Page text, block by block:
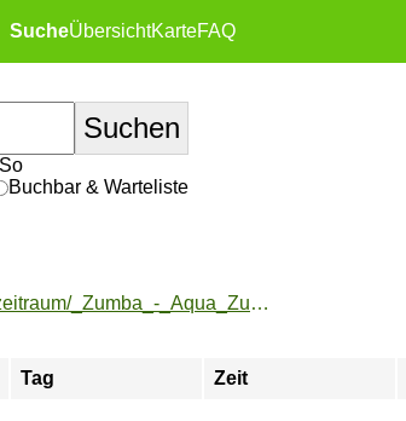
SucheÜbersichtKarteFAQ
So
Buchbar & Warteliste
https://www.fu-sport.de/angebote/aktueller_zeitraum/_Zumba_-_Aqua_Zumba_.html
Tag Zeit